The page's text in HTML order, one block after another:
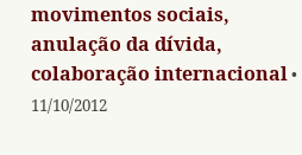
movimentos sociais,
anulação da dívida,
colaboração internacional•
11/10/2012